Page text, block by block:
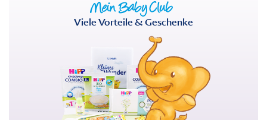
Viele Vorteile & Geschenke